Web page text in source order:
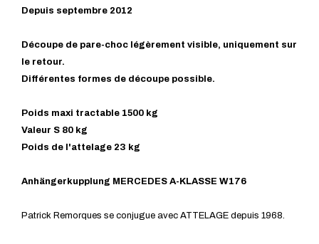
Depuis septembre 2012
Découpe de pare-choc légèrement visible, uniquement sur
le retour.
Différentes formes de découpe possible.
Poids maxi tractable 1500 kg
Valeur S 80 kg
Poids de l'attelage 23 kg
Anhängerkupplung MERCEDES A-KLASSE W176
Patrick Remorques se conjugue avec ATTELAGE depuis 1968.